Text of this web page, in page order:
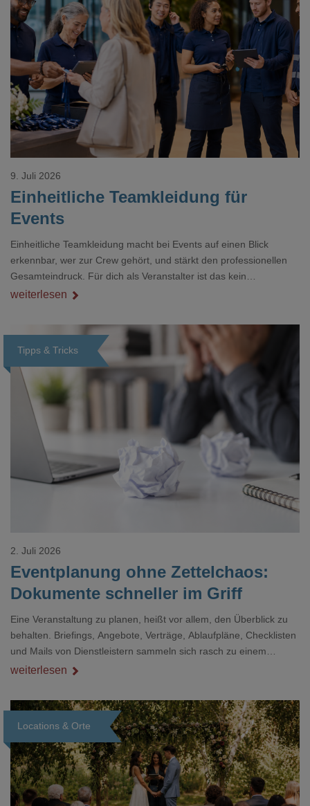
Loading...
Einheitliche Teamkleidung für
Events
9. Juli 2026
Einheitliche Teamkleidung macht bei Events auf einen Blick
erkennbar, wer zur Crew gehört, und stärkt den professionellen
Gesamteindruck. Für dich als Veranstalter ist das kein
Nebenthema: Bei Textilien mit Stickerei oder mehreren
weiterlesen
Tipps & Tricks
Loading...
Eventplanung ohne Zettelchaos:
Dokumente schneller im Griff
2. Juli 2026
Eine Veranstaltung zu planen, heißt vor allem, den Überblick zu
behalten. Briefings, Angebote, Verträge, Ablaufpläne, Checklisten
und Mails von Dienstleistern sammeln sich rasch zu einem
unübersichtlichen Stapel. Wer schon einmal kurz vor einem Event
Dokument gesucht hat, kennt das mulmige Gefühl.
weiterlesen
Locations & Orte
Loading...